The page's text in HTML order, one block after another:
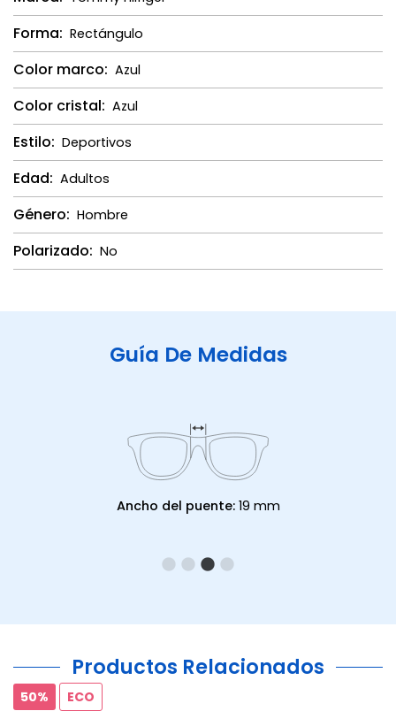
Forma: Rectángulo
Color marco: Azul
Color cristal: Azul
Estilo: Deportivos
Edad: Adultos
Género: Hombre
Polarizado: No
Guía De Medidas
Ancho del puente: 19 mm
Productos Relacionados
50% ECO